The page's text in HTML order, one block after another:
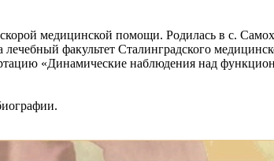
медицинской помощи. Родилась в с.
факультет Сталинградского
«Динамические наблюдения над